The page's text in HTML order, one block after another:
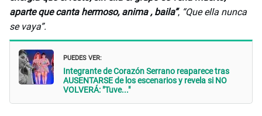
aparte que canta hermoso, anima , baila”, “Que ella nunca
se vaya”.
PUEDES VER:
Integrante de Corazón Serrano reaparece tras
AUSENTARSE de los escenarios y revela si NO
VOLVERÁ: "Tuve..."